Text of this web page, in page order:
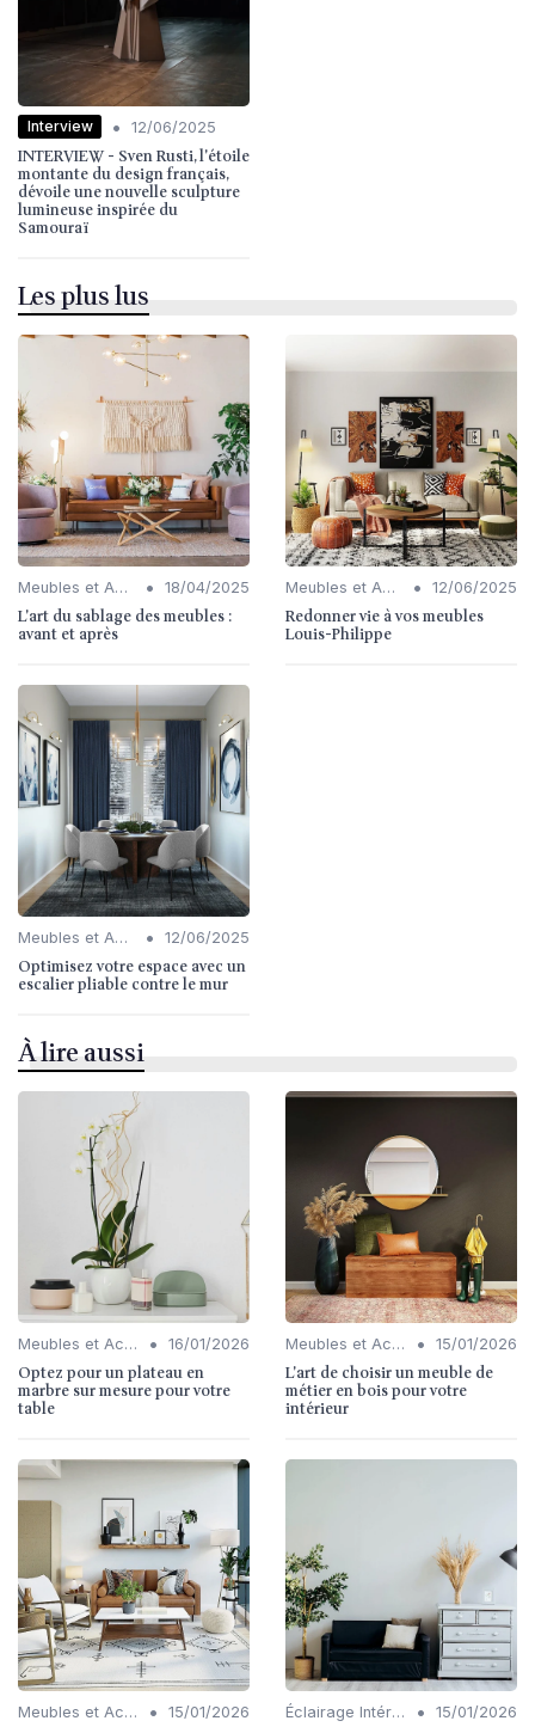
Interview • 12/06/2025
INTERVIEW - Sven Rusti, l'étoile
montante du design français,
dévoile une nouvelle sculpture
lumineuse inspirée du
Samouraï
Les plus lus
Meubles et Accessoires • 18/04/2025
L'art du sablage des meubles :
avant et après
Meubles et Accessoires • 12/06/2025
Redonner vie à vos meubles
Louis-Philippe
Meubles et Accessoires • 12/06/2025
Optimisez votre espace avec un
escalier pliable contre le mur
À lire aussi
Meubles et Accessoires • 16/01/2026
Optez pour un plateau en
marbre sur mesure pour votre
table
Meubles et Accessoires • 15/01/2026
L'art de choisir un meuble de
métier en bois pour votre
intérieur
Meubles et Accessoires • 15/01/2026 Éclairage Intérieur • 15/01/2026